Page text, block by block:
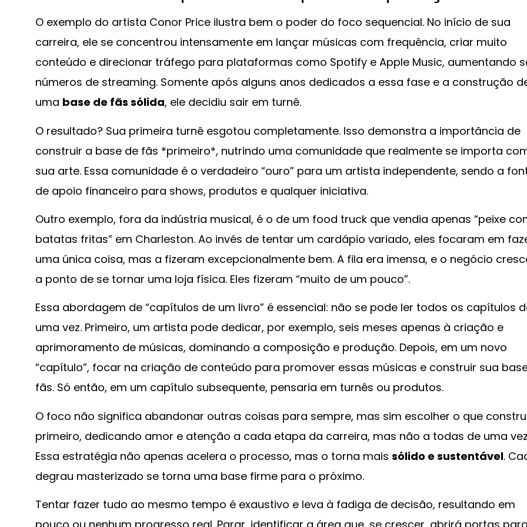
O exemplo do artista Conor Price ilustra bem o poder do foco sequencial. No início de sua
carreira, ele se concentrou intensamente em lançar músicas com frequência, criar muito
conteúdo e direcionar tráfego para plataformas como Spotify e Apple Music, aumentando
números de streaming. Somente após alguns anos dedicados a essa fase e a construção
uma base de fãs sólida, ele decidiu sair em turnê.
O resultado? Sua primeira turnê esgotou completamente. Isso demonstra a importância de
construir a base de fãs *primeiro*, nutrindo uma comunidade que realmente se importa
sua arte. Essa comunidade é o verdadeiro “ouro” para um artista independente, sendo a
de apoio financeiro para shows, produtos e qualquer iniciativa.
Outro exemplo, fora da indústria musical, é o de um food truck que vendia apenas “peixe
batatas fritas” em Charleston. Ao invés de tentar um cardápio variado, eles focaram em
uma única coisa, mas a fizeram excepcionalmente bem. A fila era imensa, e o negócio
a ponto de se tornar uma loja física. Eles fizeram “muito de um pouco”.
Essa abordagem de “capítulos de um livro” é essencial: não se pode ler todos os capítulos
uma vez. Primeiro, um artista pode dedicar, por exemplo, seis meses apenas à criação e
aprimoramento de músicas, dominando a composição e produção. Depois, em um novo
“capítulo”, focar na criação de conteúdo para promover essas músicas e construir sua
fãs. Só então, em um capítulo subsequente, pensaria em turnês ou produtos.
O foco não significa abandonar outras coisas para sempre, mas sim escolher o que
primeiro, dedicando amor e atenção a cada etapa da carreira, mas não a todas de uma
Essa estratégia não apenas acelera o processo, mas o torna mais sólido e sustentável.
degrau masterizado se torna uma base firme para o próximo.
Tentar fazer tudo ao mesmo tempo é exaustivo e leva à fadiga de decisão, resultando em